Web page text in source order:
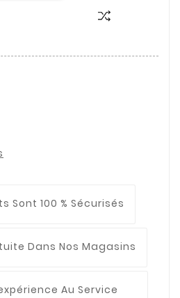
Sont 100 % Sécurisés
Dans Nos Magasins
Au Service